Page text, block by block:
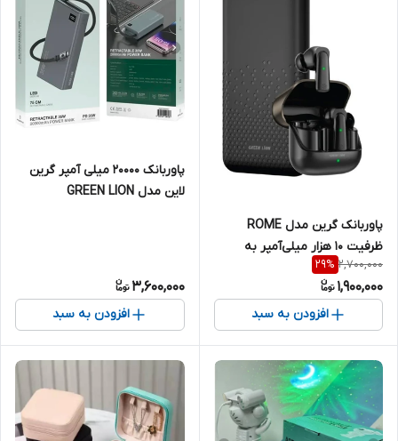
پاوربانک گرین مدل ROME
ظرفیت ۱۰ هزار میلی‌آمپر به
همراه هندزفری بلوتوثی
2,700,000
29%
1,900,000
افزودن به سبد
پاوربانک 20000 میلی آمپر گرین
لاین مدل GREEN LION
3,600,000
افزودن به سبد